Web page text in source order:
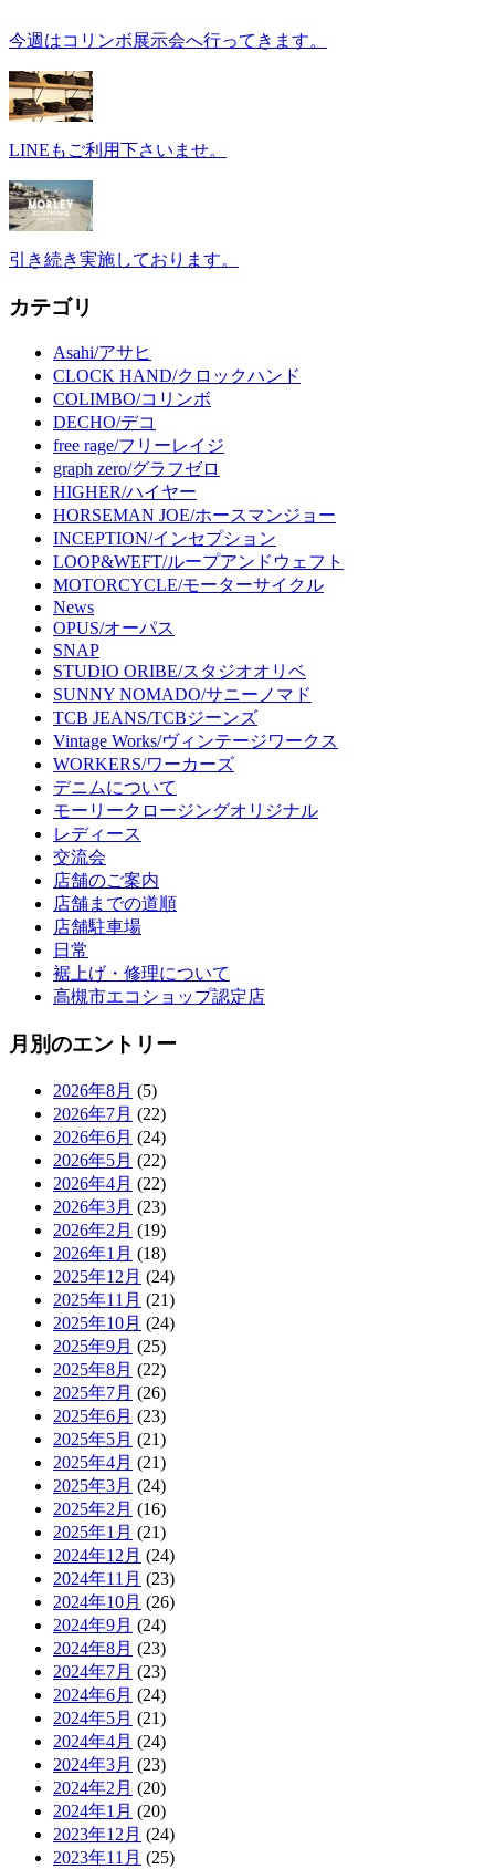
今週はコリンボ展示会へ行ってきます。
LINEもご利用下さいませ。
引き続き実施しております。
カテゴリ
Asahi/アサヒ
CLOCK HAND/クロックハンド
COLIMBO/コリンボ
DECHO/デコ
free rage/フリーレイジ
graph zero/グラフゼロ
HIGHER/ハイヤー
HORSEMAN JOE/ホースマンジョー
INCEPTION/インセプション
LOOP&WEFT/ループアンドウェフト
MOTORCYCLE/モーターサイクル
News
OPUS/オーパス
SNAP
STUDIO ORIBE/スタジオオリベ
SUNNY NOMADO/サニーノマド
TCB JEANS/TCBジーンズ
Vintage Works/ヴィンテージワークス
WORKERS/ワーカーズ
デニムについて
モーリークロージングオリジナル
レディース
交流会
店舗のご案内
店舗までの道順
店舗駐車場
日常
裾上げ・修理について
高槻市エコショップ認定店
月別のエントリー
2026年8月 (5)
2026年7月 (22)
2026年6月 (24)
2026年5月 (22)
2026年4月 (22)
2026年3月 (23)
2026年2月 (19)
2026年1月 (18)
2025年12月 (24)
2025年11月 (21)
2025年10月 (24)
2025年9月 (25)
2025年8月 (22)
2025年7月 (26)
2025年6月 (23)
2025年5月 (21)
2025年4月 (21)
2025年3月 (24)
2025年2月 (16)
2025年1月 (21)
2024年12月 (24)
2024年11月 (23)
2024年10月 (26)
2024年9月 (24)
2024年8月 (23)
2024年7月 (23)
2024年6月 (24)
2024年5月 (21)
2024年4月 (24)
2024年3月 (23)
2024年2月 (20)
2024年1月 (20)
2023年12月 (24)
2023年11月 (25)